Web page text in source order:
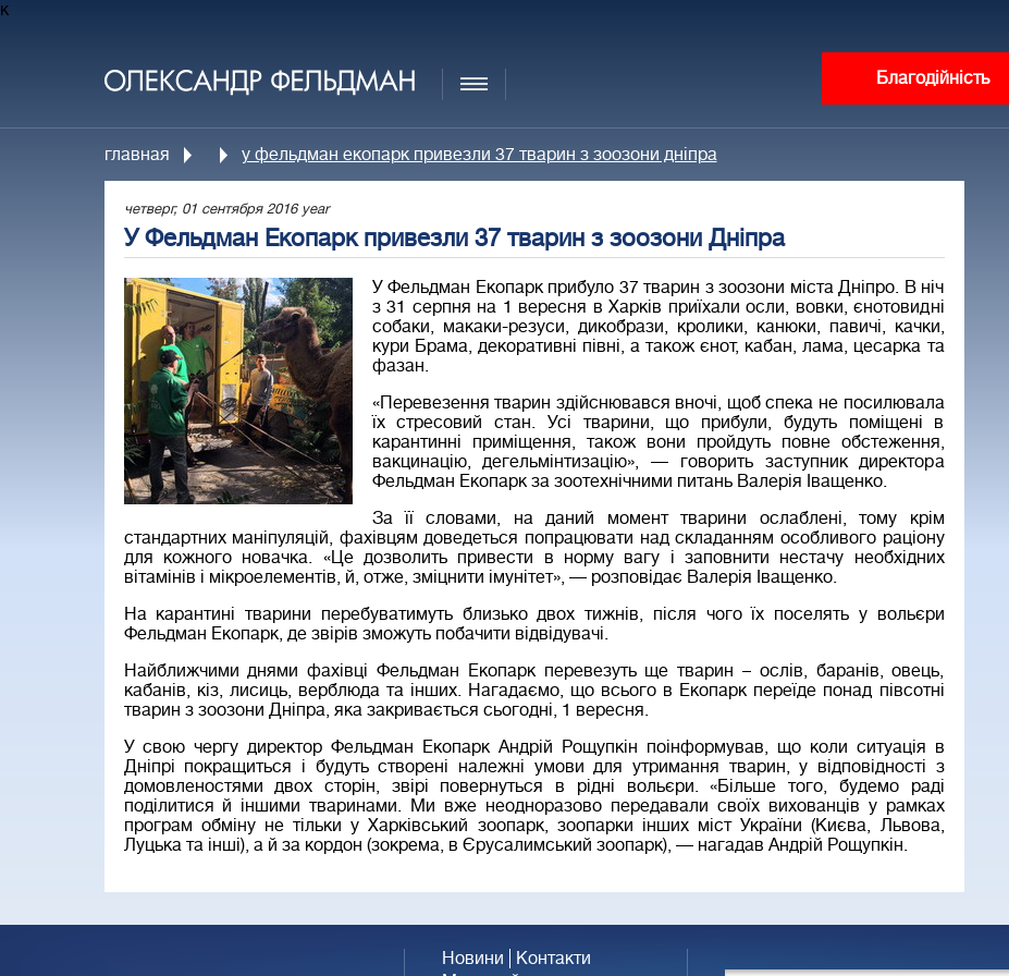
к
Благодійність
главная у фельдман екопарк привезли 37 тварин з зоозони дніпра
четверг, 01 сентября 2016 year
У Фельдман Екопарк привезли 37 тварин з зоозони Дніпра
У Фельдман Екопарк прибуло 37 тварин з зоозони міста Дніпро. В ніч
з 31 серпня на 1 вересня в Харків приїхали осли, вовки, єнотовидні
собаки, макаки-резуси, дикобрази, кролики, канюки, павичі, качки,
кури Брама, декоративні півні, а також єнот, кабан, лама, цесарка та
фазан.
«Перевезення тварин здійснювався вночі, щоб спека не посилювала
їх стресовий стан. Усі тварини, що прибули, будуть поміщені в
карантинні приміщення, також вони пройдуть повне обстеження,
вакцинацію, дегельмінтизацію», — говорить заступник директора
Фельдман Екопарк за зоотехнічними питань Валерія Іващенко.
За її словами, на даний момент тварини ослаблені, тому крім
стандартних маніпуляцій, фахівцям доведеться попрацювати над складанням особливого раціону
для кожного новачка. «Це дозволить привести в норму вагу і заповнити нестачу необхідних
вітамінів і мікроелементів, й, отже, зміцнити імунітет», — розповідає Валерія Іващенко.
На карантині тварини перебуватимуть близько двох тижнів, після чого їх поселять у вольєри
Фельдман Екопарк, де звірів зможуть побачити відвідувачі.
Найближчими днями фахівці Фельдман Екопарк перевезуть ще тварин – ослів, баранів, овець,
кабанів, кіз, лисиць, верблюда та інших. Нагадаємо, що всього в Екопарк переїде понад півсотні
тварин з зоозони Дніпра, яка закривається сьогодні, 1 вересня.
У свою чергу директор Фельдман Екопарк Андрій Рощупкін поінформував, що коли ситуація в
Дніпрі покращиться і будуть створені належні умови для утримання тварин, у відповідності з
домовленостями двох сторін, звірі повернуться в рідні вольєри. «Більше того, будемо раді
поділитися й іншими тваринами. Ми вже неодноразово передавали своїх вихованців у рамках
програм обміну не тільки у Харківський зоопарк, зоопарки інших міст України (Києва, Львова,
Луцька та інші), а й за кордон (зокрема, в Єрусалимський зоопарк), — нагадав Андрій Рощупкін.
Новини
Контакти